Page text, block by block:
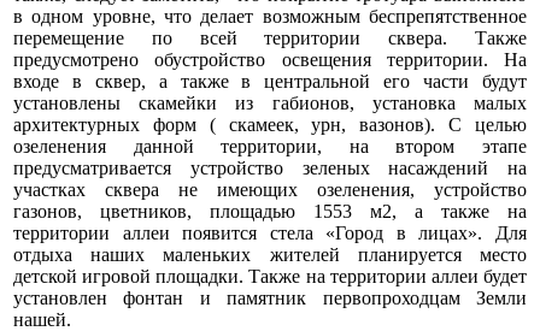
в одном уровне, что делает возможным беспрепятственное
перемещение по всей территории сквера. Также
предусмотрено обустройство освещения территории. На
входе в сквер, а также в центральной его части будут
установлены скамейки из габионов, установка малых
архитектурных форм ( скамеек, урн, вазонов). С целью
озеленения данной территории, на втором этапе
предусматривается устройство зеленых насаждений на
участках сквера не имеющих озеленения, устройство
газонов, цветников, площадью 1553 м2, а также на
территории аллеи появится стела «Город в лицах». Для
отдыха наших маленьких жителей планируется место
детской игровой площадки. Также на территории аллеи будет
установлен фонтан и памятник первопроходцам Земли
нашей.